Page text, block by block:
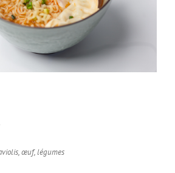
œuf, légumes